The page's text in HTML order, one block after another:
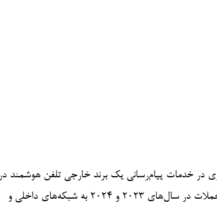
در خدمات پیام‌رسانی یک برند خارجی تلفن هوشمند در
سال ۲۰۲۲ آغاز شد و دسترسی به دستگاه‌های همراه کارکنان را ممکن ساخت. سپس، این حملات در سال‌های ۲۰۲۳ و ۲۰۲۴ به شبکه‌های داخلی و